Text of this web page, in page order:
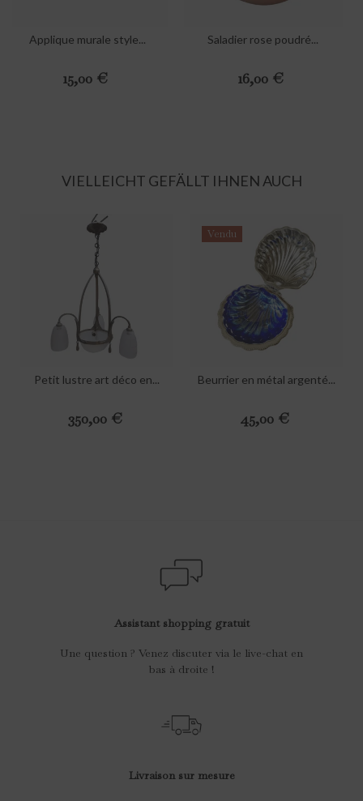
Applique murale style...
Preis
15,00 €
Saladier rose poudré...
Preis
16,00 €
VIELLEICHT GEFÄLLT IHNEN AUCH
Petit lustre art déco en...
Preis
350,00 €
Beurrier en métal argenté...
Preis
45,00 €
Vendu
Assistant shopping gratuit
Une question ? Venez discuter via le live-chat en
bas à droite !
Livraison sur mesure